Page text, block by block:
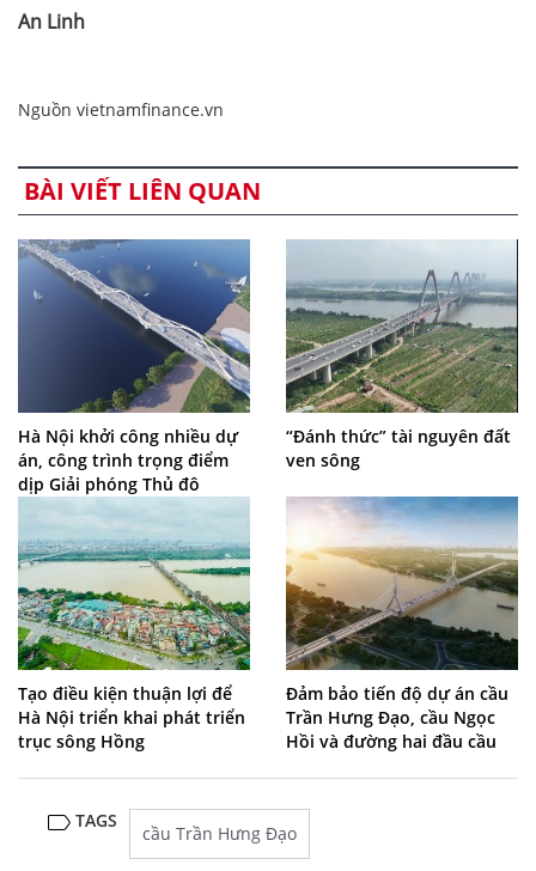
An Linh
Nguồn vietnamfinance.vn
BÀI VIẾT LIÊN QUAN
Hà Nội khởi công nhiều dự
án, công trình trọng điểm
dịp Giải phóng Thủ đô
“Đánh thức” tài nguyên đất
ven sông
Tạo điều kiện thuận lợi để
Hà Nội triển khai phát triển
trục sông Hồng
Đảm bảo tiến độ dự án cầu
Trần Hưng Đạo, cầu Ngọc
Hồi và đường hai đầu cầu
TAGS
cầu Trần Hưng Đạo